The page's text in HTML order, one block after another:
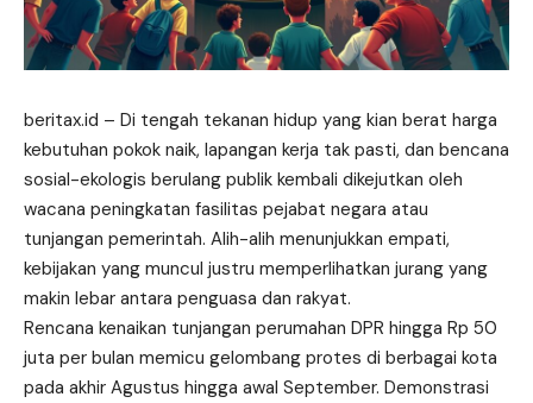
beritax.id – Di tengah tekanan hidup yang kian berat harga
kebutuhan pokok naik, lapangan kerja tak pasti, dan bencana
sosial-ekologis berulang publik kembali dikejutkan oleh
wacana peningkatan fasilitas pejabat negara atau
tunjangan pemerintah. Alih-alih menunjukkan empati,
kebijakan yang muncul justru memperlihatkan jurang yang
makin lebar antara penguasa dan rakyat.
Rencana kenaikan tunjangan perumahan DPR hingga Rp 50
juta per bulan memicu gelombang protes di berbagai kota
pada akhir Agustus hingga awal September. Demonstrasi